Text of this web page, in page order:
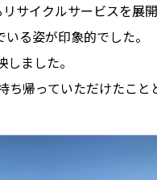
サイクルサービスを展
る姿が印象的でした。
ました。
帰っていただけたこと